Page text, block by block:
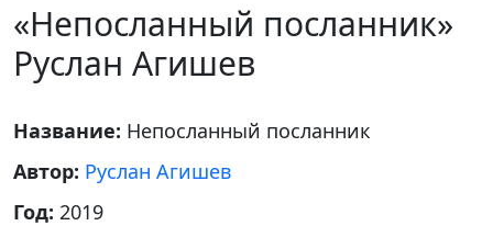
«Непосланный посланник»
Руслан Агишев
Название: Непосланный посланник
Автор: Руслан Агишев
Год: 2019